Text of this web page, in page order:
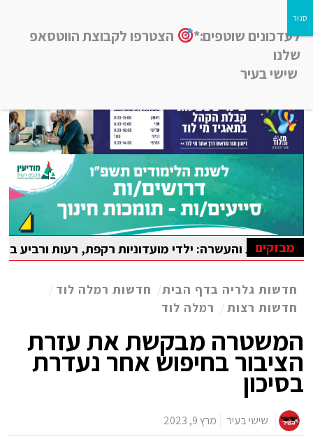
חדשות רמלה לוד, חדשות רחובות, חדשות נס-ציונה והסביבה
מבזקים
והעשרה: ילדי מועדוניות רקפת, רעות ורביע בלוד נהנו
חדשות גלריה בדף הבית/ חדשות רמלה לוד /
חדשות רצות/ רמלה לוד
המשטרה מבקשת את עזרת
הציבור בחיפוש אחר נעדרת
בסיכון
שישי בעיר מרץ 9, 2023
לעדכונים שוטפים:*
הצטרפו לקבוצת הווטסאפ
שלנו
שישי בעיר